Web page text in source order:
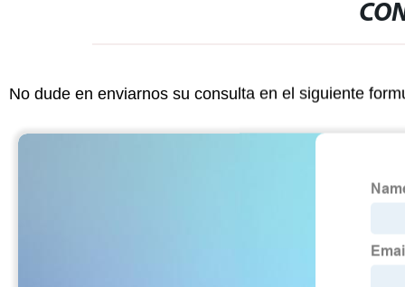
No dude en enviarnos su consulta en el siguiente